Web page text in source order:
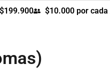
$10.000 por